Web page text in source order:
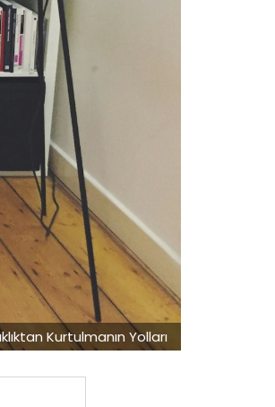
Kurtulmanın Yolları